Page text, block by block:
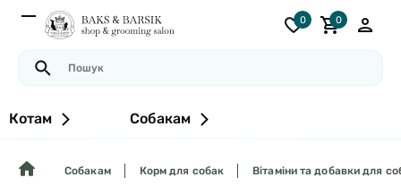
0 0
Котам Собакам
Собакам Корм для собак Вітаміни та добавки для